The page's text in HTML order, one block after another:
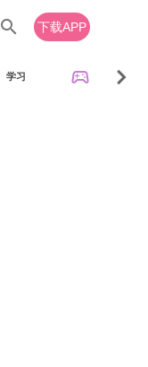
search 下载APP
学习 sports_esports chevron_right